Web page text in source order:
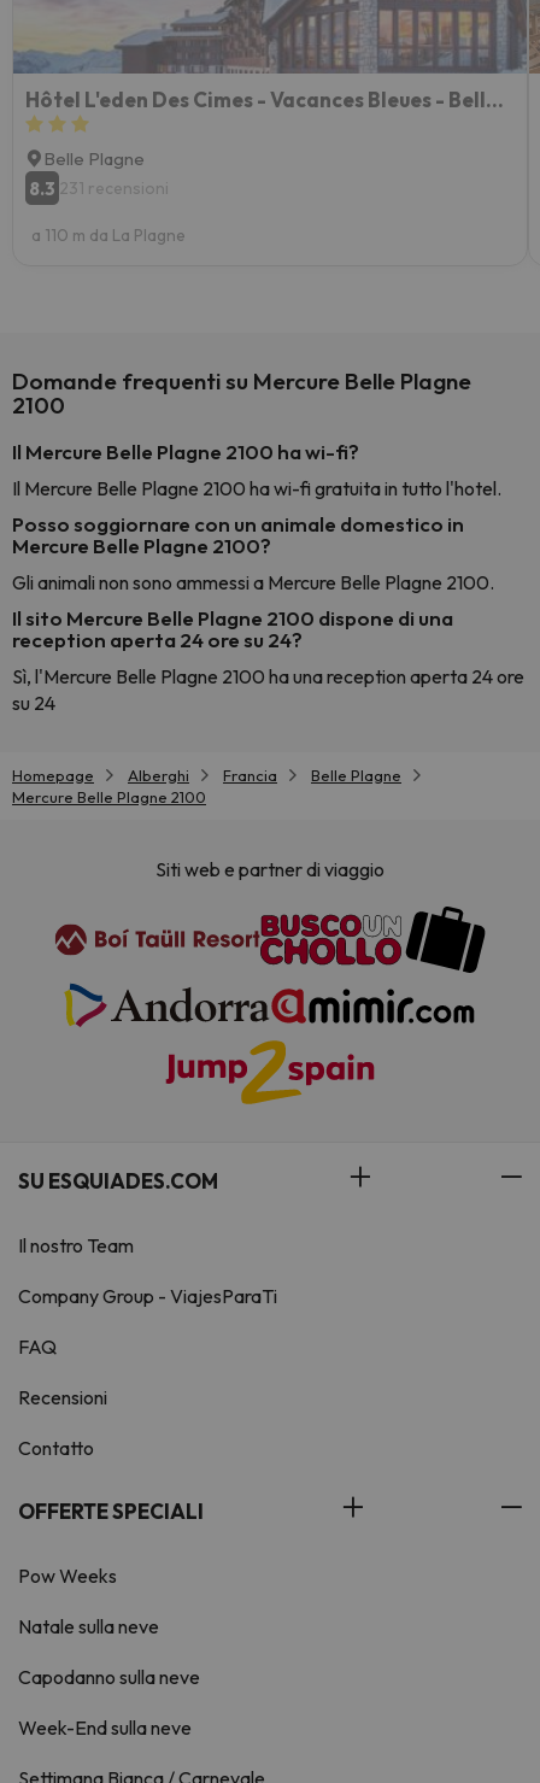
Hôtel L'eden Des Cimes - Vacances Bleues - Belle Plagne 2100
Belle Plagne
8.3 231 recensioni
a 110 m da La Plagne
Domande frequenti su Mercure Belle Plagne
2100
Il Mercure Belle Plagne 2100 ha wi-fi?
Il Mercure Belle Plagne 2100 ha wi-fi gratuita in tutto l'hotel.
Posso soggiornare con un animale domestico in
Mercure Belle Plagne 2100?
Gli animali non sono ammessi a Mercure Belle Plagne 2100.
Il sito Mercure Belle Plagne 2100 dispone di una
reception aperta 24 ore su 24?
Sì, l'Mercure Belle Plagne 2100 ha una reception aperta 24 ore
su 24
Homepage Alberghi Francia
Belle Plagne
Mercure Belle Plagne 2100
Siti web e partner di viaggio
SU ESQUIADES.COM
Il nostro Team
Company Group - ViajesParaTi
FAQ
Recensioni
Contatto
OFFERTE SPECIALI
Pow Weeks
Natale sulla neve
Capodanno sulla neve
Week-End sulla neve